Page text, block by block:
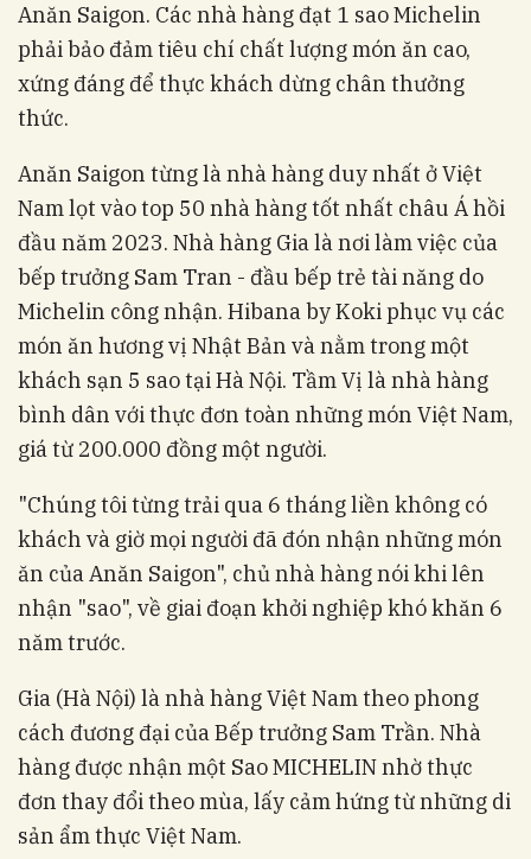
Anăn Saigon. Các nhà hàng đạt 1 sao Michelin
phải bảo đảm tiêu chí chất lượng món ăn cao,
xứng đáng để thực khách dừng chân thưởng
thức.
Anăn Saigon từng là nhà hàng duy nhất ở Việt
Nam lọt vào top 50 nhà hàng tốt nhất châu Á hồi
đầu năm 2023. Nhà hàng Gia là nơi làm việc của
bếp trưởng Sam Tran - đầu bếp trẻ tài năng do
Michelin công nhận. Hibana by Koki phục vụ các
món ăn hương vị Nhật Bản và nằm trong một
khách sạn 5 sao tại Hà Nội. Tầm Vị là nhà hàng
bình dân với thực đơn toàn những món Việt Nam,
giá từ 200.000 đồng một người.
"Chúng tôi từng trải qua 6 tháng liền không có
khách và giờ mọi người đã đón nhận những món
ăn của Anăn Saigon", chủ nhà hàng nói khi lên
nhận "sao", về giai đoạn khởi nghiệp khó khăn 6
năm trước.
Gia (Hà Nội) là nhà hàng Việt Nam theo phong
cách đương đại của Bếp trưởng Sam Trần. Nhà
hàng được nhận một Sao MICHELIN nhờ thực
đơn thay đổi theo mùa, lấy cảm hứng từ những di
sản ẩm thực Việt Nam.